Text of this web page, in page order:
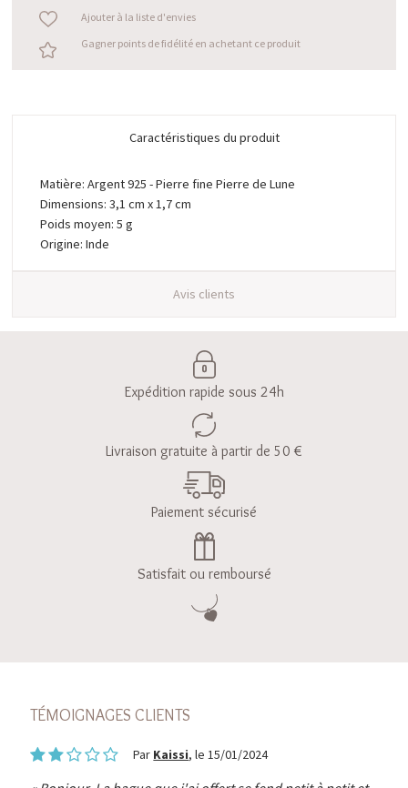
Ajouter à la liste d'envies
Gagner points de fidélité en achetant ce produit
Caractéristiques du produit
Matière: Argent 925 - Pierre fine Pierre de Lune
Dimensions: 3,1 cm x 1,7 cm
Poids moyen: 5 g
Origine: Inde
Avis clients
Expédition rapide sous 24h
Livraison gratuite à partir de 50 €
Paiement sécurisé
Satisfait ou remboursé
TÉMOIGNAGES CLIENTS
Par Kaissi, le 15/01/2024